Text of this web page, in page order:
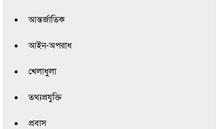
আন্তর্জাতিক
আইন-অপরাধ
খেলাধুলা
তথ্যপ্রযুক্তি
প্রবাস